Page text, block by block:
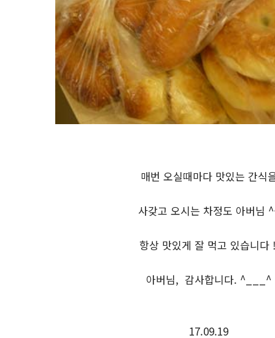
매번 오실때마다 맛있는 간식
사갖고 오시는 차정도 아버님
항상 맛있게 잘 먹고 있습니다
아버님, 감사합니다. ^___^
17.09.19